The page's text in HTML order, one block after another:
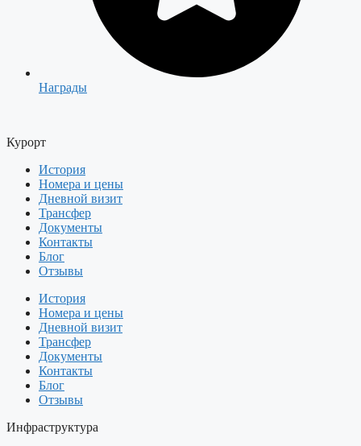
Награды
Курорт
История
Номера и цены
Дневной визит
Трансфер
Документы
Контакты
Блог
Отзывы
История
Номера и цены
Дневной визит
Трансфер
Документы
Контакты
Блог
Отзывы
Инфраструктура